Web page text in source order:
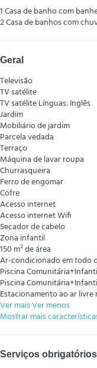
1 Casa de banho com
2 Casa de banhos com
Geral
Televisão
TV satélite
TV satéliteLínguas: Inglês
Jardim
Mobiliário de jardim
Parcela vedada
Terraço
Máquina de lavar roupa
Churrasqueira
Ferro de engomar
Cofre
Acesso internet
Acesso internetWifi
Secador de cabelo
Zona infantil
150 m² de área
Ar-condicionado em todo
Piscina
Piscina
Estacionamento ao ar
Ver maisVer menos
Mostrar mais
Serviços